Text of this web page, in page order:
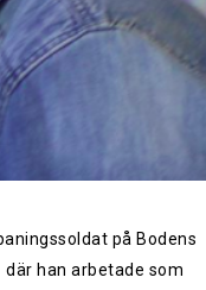
på Bodens
han arbetade som